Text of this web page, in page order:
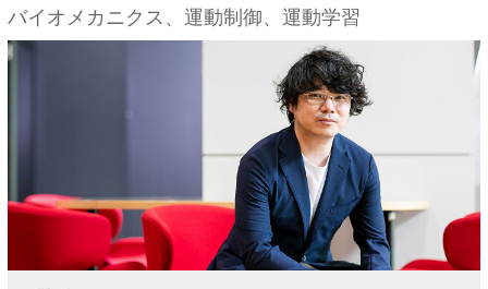
バイオメカニクス、運動制御、運動学習